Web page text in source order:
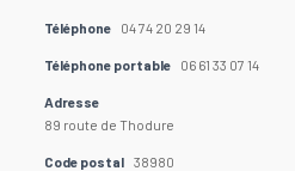
Téléphone 04 74 20 29 14
Téléphone portable 06 61 33 07 14
Adresse
89 route de Thodure
Code postal 38980